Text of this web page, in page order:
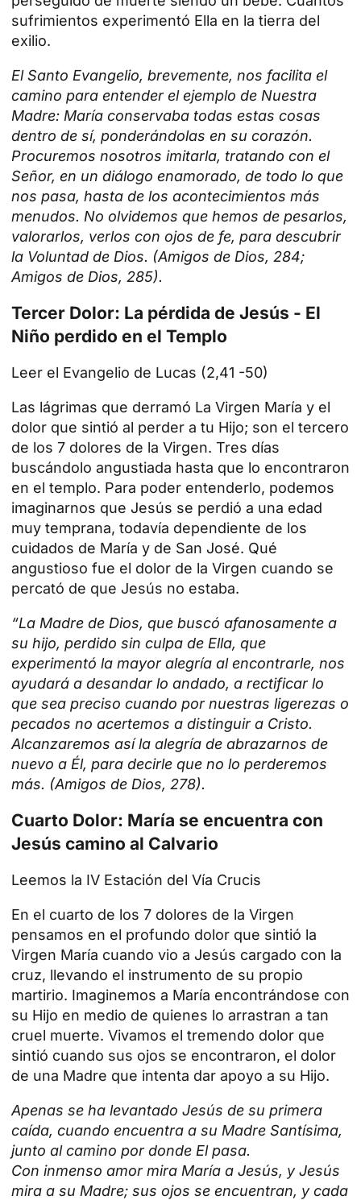
sufrimientos experimentó Ella en la tierra del
exilio.
El Santo Evangelio, brevemente, nos facilita el
camino para entender el ejemplo de Nuestra
Madre: María conservaba todas estas cosas
dentro de sí, ponderándolas en su corazón.
Procuremos nosotros imitarla, tratando con el
Señor, en un diálogo enamorado, de todo lo que
nos pasa, hasta de los acontecimientos más
menudos. No olvidemos que hemos de pesarlos,
valorarlos, verlos con ojos de fe, para descubrir
la Voluntad de Dios. (Amigos de Dios, 284;
Amigos de Dios, 285).
Tercer Dolor: La pérdida de Jesús - El
Niño perdido en el Templo
Leer el Evangelio de Lucas (2,41 -50)
Las lágrimas que derramó La Virgen María y el
dolor que sintió al perder a tu Hijo; son el tercero
de los 7 dolores de la Virgen. Tres días
buscándolo angustiada hasta que lo encontraron
en el templo. Para poder entenderlo, podemos
imaginarnos que Jesús se perdió a una edad
muy temprana, todavía dependiente de los
cuidados de María y de San José. Qué
angustioso fue el dolor de la Virgen cuando se
percató de que Jesús no estaba.
“La Madre de Dios, que buscó afanosamente a
su hijo, perdido sin culpa de Ella, que
experimentó la mayor alegría al encontrarle, nos
ayudará a desandar lo andado, a rectificar lo
que sea preciso cuando por nuestras ligerezas o
pecados no acertemos a distinguir a Cristo.
Alcanzaremos así la alegría de abrazarnos de
nuevo a Él, para decirle que no lo perderemos
más. (Amigos de Dios, 278).
Cuarto Dolor: María se encuentra con
Jesús camino al Calvario
Leemos la IV Estación del Vía Crucis
En el cuarto de los 7 dolores de la Virgen
pensamos en el profundo dolor que sintió la
Virgen María cuando vio a Jesús cargado con la
cruz, llevando el instrumento de su propio
martirio. Imaginemos a María encontrándose con
su Hijo en medio de quienes lo arrastran a tan
cruel muerte. Vivamos el tremendo dolor que
sintió cuando sus ojos se encontraron, el dolor
de una Madre que intenta dar apoyo a su Hijo.
Apenas se ha levantado Jesús de su primera
caída, cuando encuentra a su Madre Santísima,
junto al camino por donde El pasa.
Con inmenso amor mira María a Jesús, y Jesús
mira a su Madre; sus ojos se encuentran, y cada